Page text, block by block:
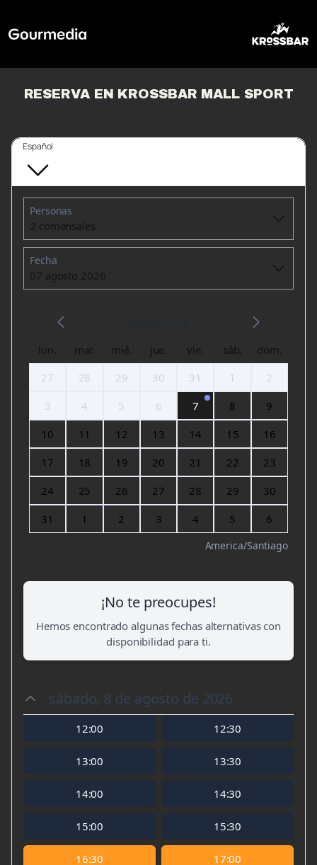
RESERVA EN KROSSBAR MALL SPORT
Español
Personas
2 comensales
Fecha
07 agosto 2026
lun.
mar. mié. jue. vie. sáb.
dom.
27
28 29 30 31 1
2
3
4 5 6 7 8
9
10
11 12 13 14 15
16
17
18 19 20 21 22
23
24
25 26 27 28 29
30
31
1 2 3 4 5 6
America/Santiago
¡No te preocupes!
Hemos encontrado algunas fechas alternativas con
disponibilidad para ti.
sábado, 8 de agosto de 2026
12:00 12:30
13:00 13:30
14:00 14:30
15:00 15:30
16:30 17:00